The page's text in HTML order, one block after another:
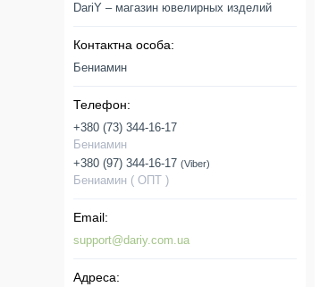
DariY – магазин ювелирных изделий
Бениамин
+380 (73) 344-16-17
Бениамин
+380 (97) 344-16-17
Viber
Бениамин ( ОПТ )
support@dariy.com.ua